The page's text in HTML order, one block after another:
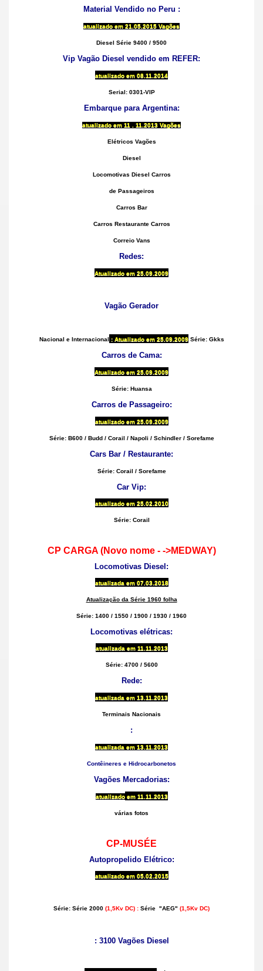
Material Vendido no Peru :
atualizado em 21.05.2015 Vagões
Diesel Série 9400 / 9500
Vip Vagão Diesel vendido em REFER:
atualizado em 08.11.2014
Serial: 0301-VIP
Embarque para Argentina:
atualizado em 11 . 11.2013 Vagões
Elétricos Vagões
Diesel
Locomotivas Diesel Carros
de Passageiros
Carros Bar
Carros Restaurante Carros
Correio Vans
Redes:
Atualizado em 25.09.2009
Vagão Gerador
Nacional e Internacional : Atualizadoem 25.09.2009Série: Gkks
Carros de Cama:
Atualizado em 25.09.2009
Série: Huansa
Carros de Passageiro:
atualizado em25.09.2009
Série: B600 / Budd / Corail / Napoli / Schindler / Sorefame
Cars Bar / Restaurante:
Série: Corail / Sorefame
Car Vip:
atualizado em25.02.2010
Série: Corail
CP CARGA (Novo nome - ->MEDWAY)
Locomotivas Diesel:
atualizada em07.03.2018
Atualização da Série 1960 folha
Série: 1400 / 1550 / 1900 / 1930 / 1960
Locomotivas elétricas:
atualizada em11.11.2013
Série: 4700 / 5600
Rede:
atualizada em 13.11.2013
Terminais Nacionais
:
atualizada em 13.11.2013
Contêineres e Hidrocarbonetos
Vagões Mercadorias:
atualizadoem11.11.2013
várias fotos
CP-MUSÉE
Autopropelido Elétrico:
atualizado em05.02.2015
Série: Série 2000 (1,5Kv DC) : Série "AEG" (1,5Kv DC)
: 3100 Vagões Diesel